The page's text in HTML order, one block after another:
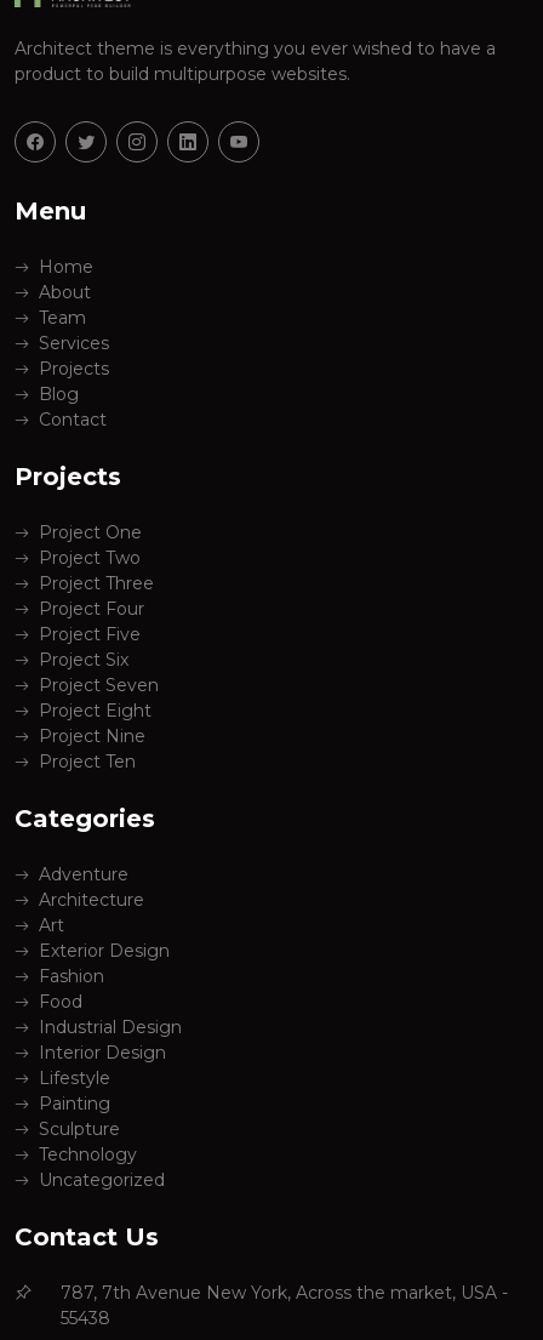
Architect theme is everything you ever wished to have a
product to build multipurpose websites.
Menu
Home
About
Team
Services
Projects
Blog
Contact
Projects
Project One
Project Two
Project Three
Project Four
Project Five
Project Six
Project Seven
Project Eight
Project Nine
Project Ten
Categories
Adventure
Architecture
Art
Exterior Design
Fashion
Food
Industrial Design
Interior Design
Lifestyle
Painting
Sculpture
Technology
Uncategorized
Contact Us
787, 7th Avenue New York, Across the market, USA -
55438